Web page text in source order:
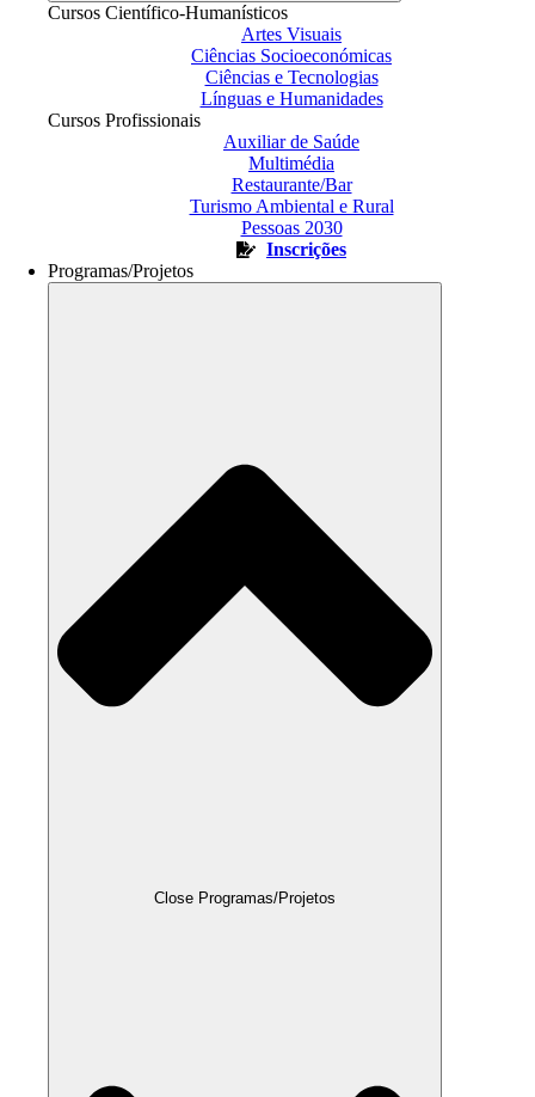
Cursos Científico-Humanísticos
Artes Visuais
Ciências Socioeconómicas
Ciências e Tecnologias
Línguas e Humanidades
Cursos Profissionais
Auxiliar de Saúde
Multimédia
Restaurante/Bar
Turismo Ambiental e Rural
Pessoas 2030
Inscrições
Programas/Projetos
Close Programas/Projetos